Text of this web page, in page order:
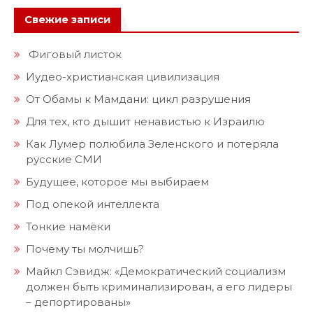
Свежие записи
Фиговый листок
Иудео-христианская цивилизация
От Обамы к Мамдани: цикл разрушения
Для тех, кто дышит ненавистью к Израилю
Как Лумер полюбила Зеленского и потеряла
русские СМИ
Будущее, которое мы выбираем
Под опекой интеллекта
Тонкие намёки
Почему ты молчишь?
Майкл Сэвидж: «Демократический социализм
должен быть криминализирован, а его лидеры
– депортированы»